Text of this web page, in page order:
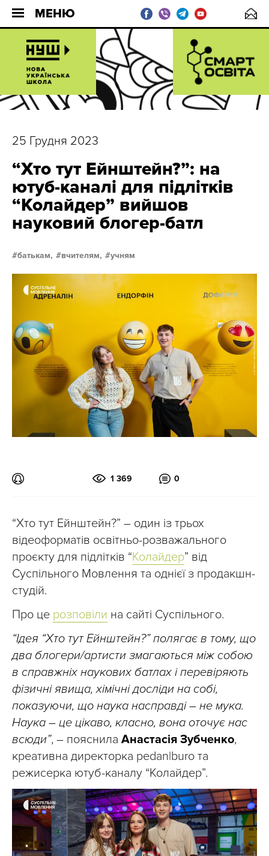
МЕНЮ
25 Грудня 2023
“Хто тут Ейнштейн?”: на
ютуб-каналі для підлітків
“Колайдер” вийшов
науковий блогер-батл
батькам, вчителям, учням
1 369 0
“Хто тут Ейнштейн?” – один із трьох
відеоформатів освітньо-розважального
проєкту для підлітків “Колайдер” від
Суспільного Мовлення та однієї з продакшн-
студій.
Про це розповіли на сайті Суспільного.
“Ідея “Хто тут Ейнштейн?” полягає в тому, що
два блогери/артисти змагаються між собою
в справжніх наукових батлах і перевіряють
фізичні явища, хімічні досліди на собі,
показуючи, що наука насправді – не мука.
Наука – це цікаво, класно, вона оточує нас
всюди”, – пояснила Анастасія Зубченко,
креативна директорка pedan|buro та
режисерка ютуб-каналу “Колайдер”.